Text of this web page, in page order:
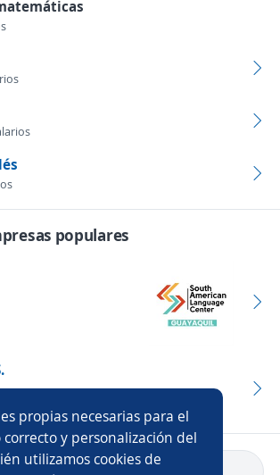
propias necesarias para el
y personalización del
utilizamos cookies de
populares